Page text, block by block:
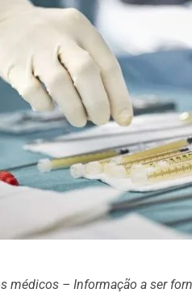
médicos – Informação a ser